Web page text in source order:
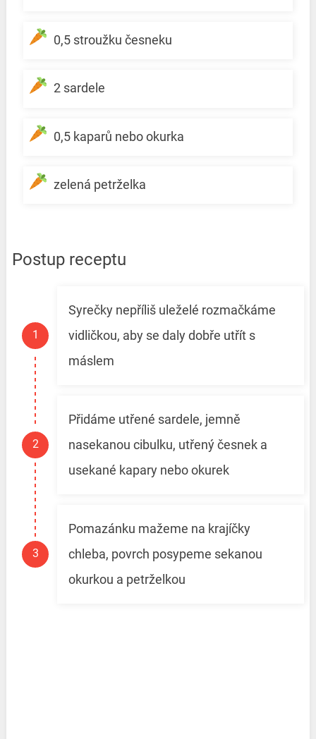
0,5 stroužku česneku
2 sardele
0,5 kaparů nebo okurka
zelená petrželka
Postup receptu
Syrečky nepříliš uleželé rozmačkáme
vidličkou, aby se daly dobře utřít s
máslem
Přidáme utřené sardele, jemně
nasekanou cibulku, utřený česnek a
usekané kapary nebo okurek
Pomazánku mažeme na krajíčky
chleba, povrch posypeme sekanou
okurkou a petrželkou